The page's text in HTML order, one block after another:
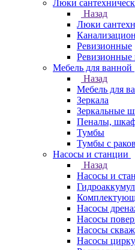
Люки
Назад
Люки
Ревизионные
Ревизионные
Мебель для ванной
Назад
Мебель для
Зеркала
Зеркальные
Пеналы,
Тумбы
Тумбы с
Насосы и станции
Назад
Насосы и
Насосы
Насосы
Насосы
Насосы